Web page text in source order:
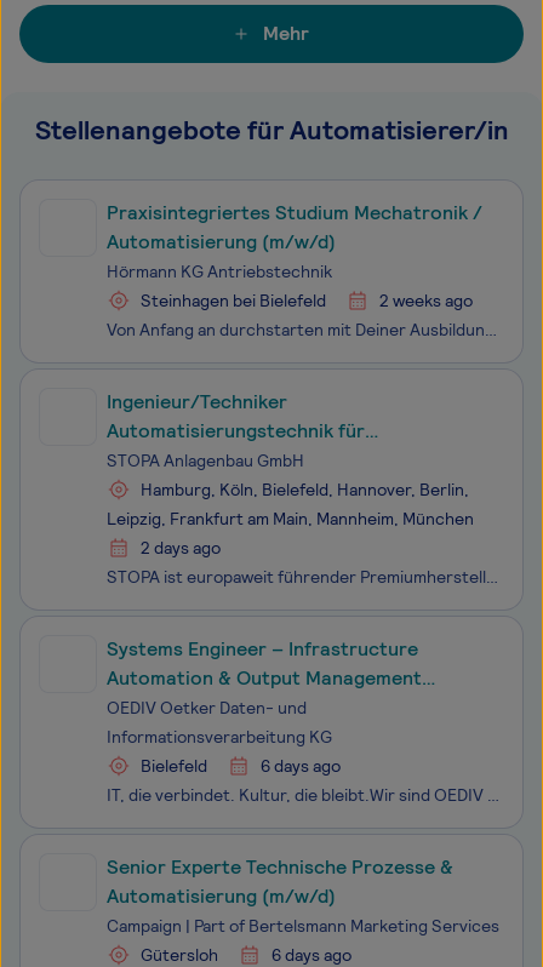
Mehr
Stellenangebote für Automatisierer/in
Praxisintegriertes Studium Mechatronik /
Automatisierung (m/w/d)
Hörmann KG Antriebstechnik
Steinhagen bei Bielefeld
2 weeks ago
Von Anfang an durchstarten mit Deiner Ausbildung bei Hörmann. Bei Hörmann - Europas führendem Anbieter für Tore, Türen, Zargen und Antriebe – erwarten Dich abwechslungsreiche Aufgabe, engagierte und motivierte Ausbilder:innen, ein tolles Team sowie unser hauseigenes Ausbildungsprogramm „
Ingenieur/Techniker
Automatisierungstechnik für
Inbetriebnahme Außendienst (m/w/d)
STOPA Anlagenbau GmbH
Hamburg, Köln, Bielefeld, Hannover, Berlin,
Leipzig, Frankfurt am Main, Mannheim, München
2 days ago
STOPA ist europaweit führender Premiumhersteller automatisierter Lagersysteme für Bleche und Langgut sowie automatischer Parksysteme. Das Angebot reicht von Stand-alone-Anwendungen bis zu integrativen Automatisierungsmodulen. Das unabhängige Unternehmen mit seinen fast 350 Angestellten in Achern – D
Systems Engineer – Infrastructure
Automation & Output Management
(m/w/d)
OEDIV Oetker Daten- und
Informationsverarbeitung KG
Bielefeld
6 days ago
IT, die verbindet. Kultur, die bleibt.Wir sind OEDIV – Partner für IT-Infrastruktur und Managed Services im deutschen Mittelstand. Seit 30 Jahren leben wir echte Verbindung indem wir unsere Kunden mit tiefem technischen Know-how, viel Flexibilität und echtem Teamgeist begleiten.Unsere Schwerpunkte:
Senior Experte Technische Prozesse &
Automatisierung (m/w/d)
Campaign | Part of Bertelsmann Marketing Services
Gütersloh
6 days ago